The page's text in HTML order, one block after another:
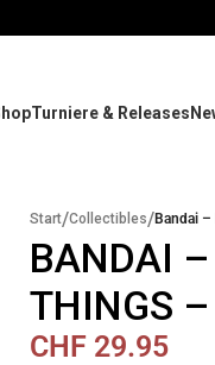
Turniere & Releases
Start/Collectibles/Bandai
BANDAI –
THINGS
CHF 29.95